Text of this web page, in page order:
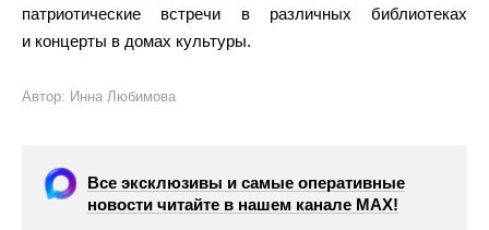
патриотические встречи в различных библиотеках
и концерты в домах культуры.
Автор: Инна Любимова
Все эксклюзивы и самые оперативные
новости читайте в нашем канале МАХ!